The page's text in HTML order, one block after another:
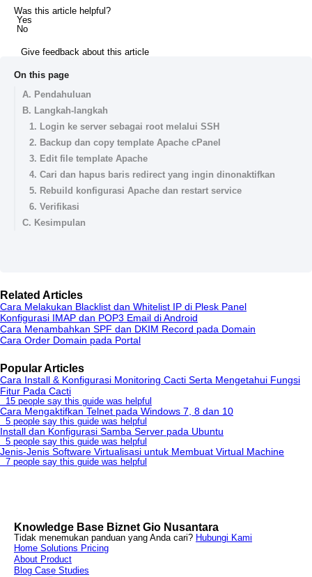
Was this article helpful?
Yes
No
Give feedback about this article
On this page
A. Pendahuluan
B. Langkah-langkah
1. Login ke server sebagai root melalui SSH
2. Backup dan copy template Apache cPanel
3. Edit file template Apache
4. Cari dan hapus baris redirect yang ingin dinonaktifkan
5. Rebuild konfigurasi Apache dan restart service
6. Verifikasi
C. Kesimpulan
Related Articles
Cara Melakukan Blacklist dan Whitelist IP di Plesk Panel
Konfigurasi IMAP dan POP3 Email di Android
Cara Menambahkan SPF dan DKIM Record pada Domain
Cara Order Domain pada Portal
Popular Articles
Cara Install & Konfigurasi Monitoring Cacti Serta Mengetahui Fungsi
Fitur Pada Cacti
15 people say this guide was helpful
Cara Mengaktifkan Telnet pada Windows 7, 8 dan 10
5 people say this guide was helpful
Install dan Konfigurasi Samba Server pada Ubuntu
5 people say this guide was helpful
Jenis-Jenis Software Virtualisasi untuk Membuat Virtual Machine
7 people say this guide was helpful
Knowledge Base Biznet Gio Nusantara
Tidak menemukan panduan yang Anda cari? Hubungi Kami
Home Solutions Pricing
About Product
Blog Case Studies